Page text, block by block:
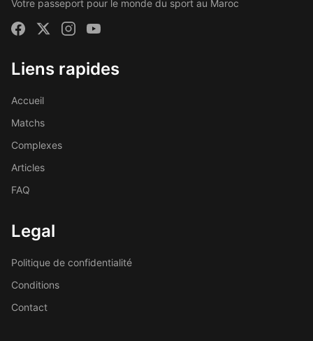
Votre passeport pour le monde du sport au Maroc
Liens rapides
Accueil
Matchs
Complexes
Articles
FAQ
Legal
Politique de confidentialité
Conditions
Contact